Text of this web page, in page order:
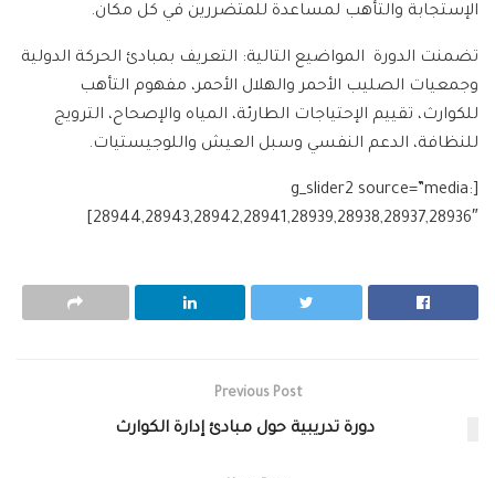
الإستجابة والتأهب لمساعدة للمتضررين في كل مكان.
تضمنت الدورة المواضيع التالية: التعريف بمبادئ الحركة الدولية
وجمعيات الصليب الأحمر والهلال الأحمر، مفهوم التأهب
للكوارث، تقييم الإحتياجات الطارئة، المياه والإصحاح، الترويج
للنظافة، الدعم النفسي وسبل العيش واللوجيستيات.
[g_slider2 source=”media:
28944,28943,28942,28941,28939,28938,28937,28936″]
Previous Post
دورة تدريبية حول مبادئ إدارة الكوارث